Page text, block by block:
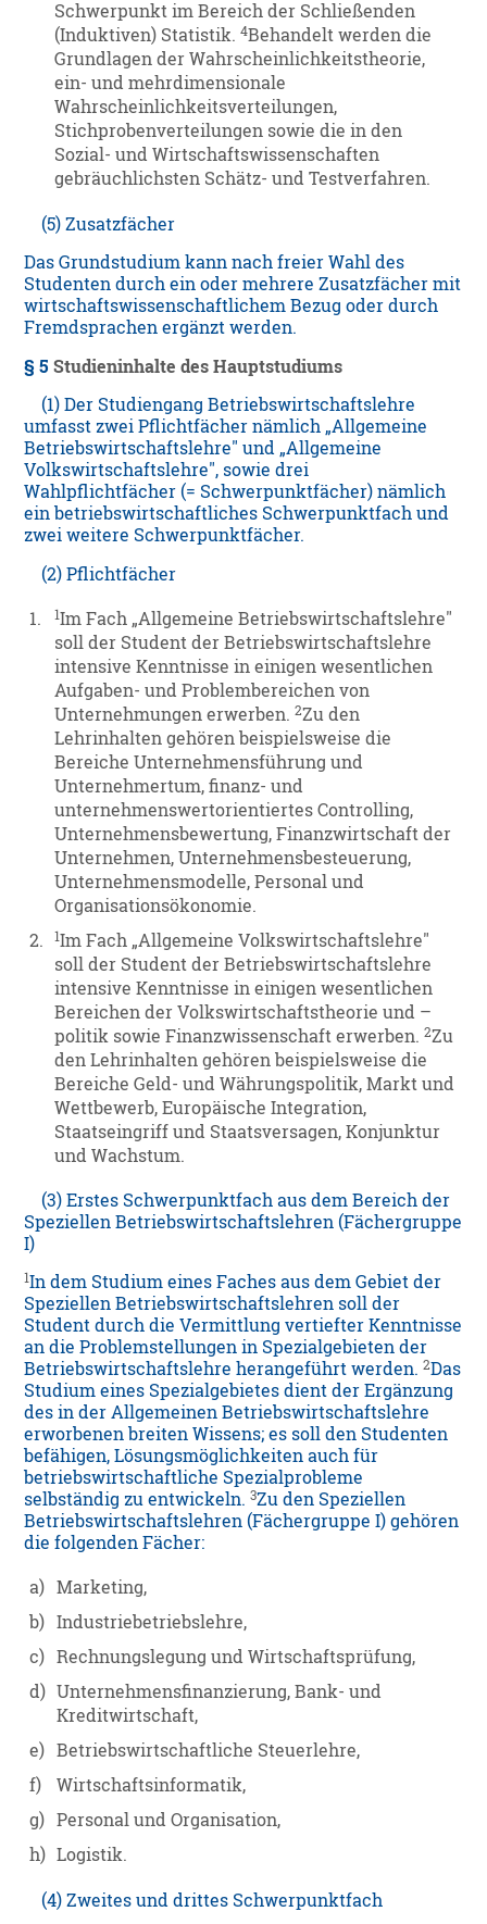
Schwerpunkt im Bereich der Schließenden
(Induktiven) Statistik.4Behandelt werden die
Grundlagen der Wahrscheinlichkeitstheorie,
ein- und mehrdimensionale
Wahrscheinlichkeitsverteilungen,
Stichprobenverteilungen sowie die in den
Sozial- und Wirtschaftswissenschaften
gebräuchlichsten Schätz- und Testverfahren.
(5) Zusatzfächer
Das Grundstudium kann nach freier Wahl des
Studenten durch ein oder mehrere Zusatzfächer mit
wirtschaftswissenschaftlichem Bezug oder durch
Fremdsprachen ergänzt werden.
§ 5 Studieninhalte des Hauptstudiums
(1) Der Studiengang Betriebswirtschaftslehre
umfasst zwei Pflichtfächer nämlich „Allgemeine
Betriebswirtschaftslehre" und „Allgemeine
Volkswirtschaftslehre", sowie drei
Wahlpflichtfächer (= Schwerpunktfächer) nämlich
ein betriebswirtschaftliches Schwerpunktfach und
zwei weitere Schwerpunktfächer.
(2) Pflichtfächer
1. 1Im Fach „Allgemeine Betriebswirtschaftslehre"
soll der Student der Betriebswirtschaftslehre
intensive Kenntnisse in einigen wesentlichen
Aufgaben- und Problembereichen von
Unternehmungen erwerben.2Zu den
Lehrinhalten gehören beispielsweise die
Bereiche Unternehmensführung und
Unternehmertum, finanz- und
unternehmenswertorientiertes Controlling,
Unternehmensbewertung, Finanzwirtschaft der
Unternehmen, Unternehmensbesteuerung,
Unternehmensmodelle, Personal und
Organisationsökonomie.
2.
1Im Fach „Allgemeine Volkswirtschaftslehre"
soll der Student der Betriebswirtschaftslehre
intensive Kenntnisse in einigen wesentlichen
Bereichen der Volkswirtschaftstheorie und –
politik sowie Finanzwissenschaft erwerben.2Zu
den Lehrinhalten gehören beispielsweise die
Bereiche Geld- und Währungspolitik, Markt und
Wettbewerb, Europäische Integration,
Staatseingriff und Staatsversagen, Konjunktur
und Wachstum.
(3) Erstes Schwerpunktfach aus dem Bereich der
Speziellen Betriebswirtschaftslehren (Fächergruppe
I)
1In dem Studium eines Faches aus dem Gebiet der
Speziellen Betriebswirtschaftslehren soll der
Student durch die Vermittlung vertiefter Kenntnisse
an die Problemstellungen in Spezialgebieten der
Betriebswirtschaftslehre herangeführt werden.2Das
Studium eines Spezialgebietes dient der Ergänzung
des in der Allgemeinen Betriebswirtschaftslehre
erworbenen breiten Wissens; es soll den Studenten
befähigen, Lösungsmöglichkeiten auch für
betriebswirtschaftliche Spezialprobleme
selbständig zu entwickeln.3Zu den Speziellen
Betriebswirtschaftslehren (Fächergruppe I) gehören
die folgenden Fächer:
a) Marketing,
b) Industriebetriebslehre,
c) Rechnungslegung und Wirtschaftsprüfung,
d) Unternehmensfinanzierung, Bank- und
Kreditwirtschaft,
e) Betriebswirtschaftliche Steuerlehre,
f)
Wirtschaftsinformatik,
g) Personal und Organisation,
h) Logistik.
(4) Zweites und drittes Schwerpunktfach